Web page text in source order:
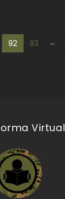
92 93 …
Virtual